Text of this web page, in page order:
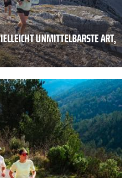
UNMITTELBARSTE ART,